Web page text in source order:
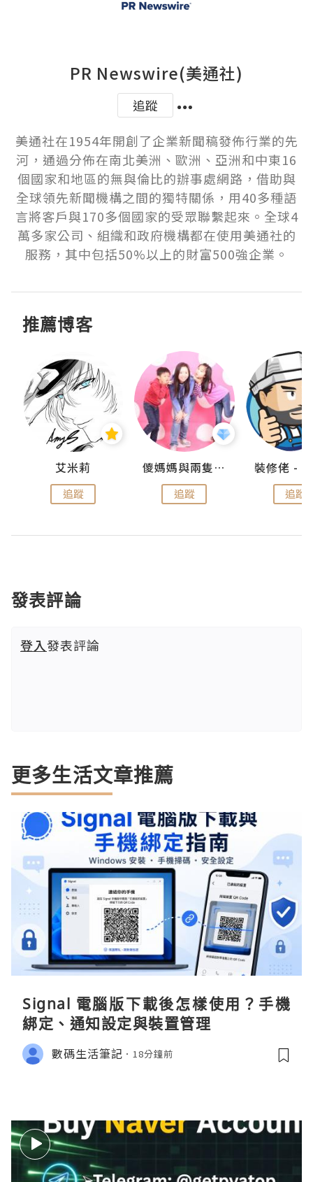
PR Newswire(美通社)
追蹤
美通社在1954年開創了企業新聞稿發佈行業的先
河，通過分佈在南北美洲、歐洲、亞洲和中東16
個國家和地區的無與倫比的辦事處網路，借助與
全球領先新聞機構之間的獨特關係，用40多種語
言將客戶與170多個國家的受眾聯繫起來。全球4
萬多家公司、組織和政府機構都在使用美通社的
服務，其中包括50%以上的財富500強企業。
推薦博客
艾米莉
追蹤
儍媽媽與兩隻小魔怪之家
追蹤 追蹤
發表評論
登入發表評論
更多生活文章推薦
Signal 電腦版下載後怎樣使用？手機
綁定、通知設定與裝置管理
數碼生活筆記 18分鐘前